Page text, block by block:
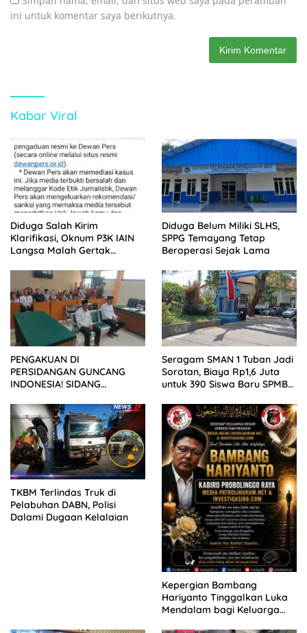
ini untuk komentar saya berikutnya.
Kabar Viral
Diduga Salah Kirim
Klarifikasi, Oknum P3K IAIN
Langsa Malah Gertak
Diduga Belum Miliki SLHS,
SPPG Temayang Tetap
Beroperasi Sejak Lama
PENGAKUAN DI
PERSIDANGAN GUNCANG
INDONESIA! SIDANG
KELUARGA KORBAN
MENGAMUK DI PN MALANG
Seragam SMAN 1 Tuban Jadi
Sorotan, Biaya Rp1,6 Juta
untuk 390 Siswa Baru SPMB
TKBM Terlindas Truk di
Pelabuhan DABN, Polisi
Dalami Dugaan Kelalaian
Kepergian Bambang
Hariyanto Tinggalkan Luka
Mendalam bagi Keluarga